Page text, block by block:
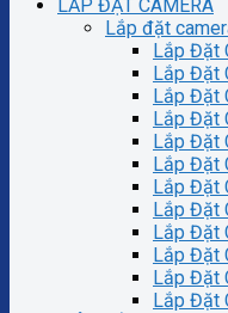
LẮP ĐẶT CAMERA
Lắp đặt
Lắp Đặt
Lắp Đặt
Lắp Đặt
Lắp Đặt
Lắp Đặt
Lắp Đặt
Lắp Đặt
Lắp Đặt
Lắp Đặt
Lắp Đặt
Lắp Đặt
Lắp Đặt